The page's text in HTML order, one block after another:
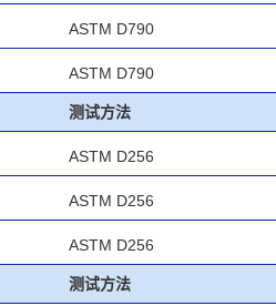
ASTM D790
ASTM D790
测试方法
ASTM D256
ASTM D256
ASTM D256
测试方法